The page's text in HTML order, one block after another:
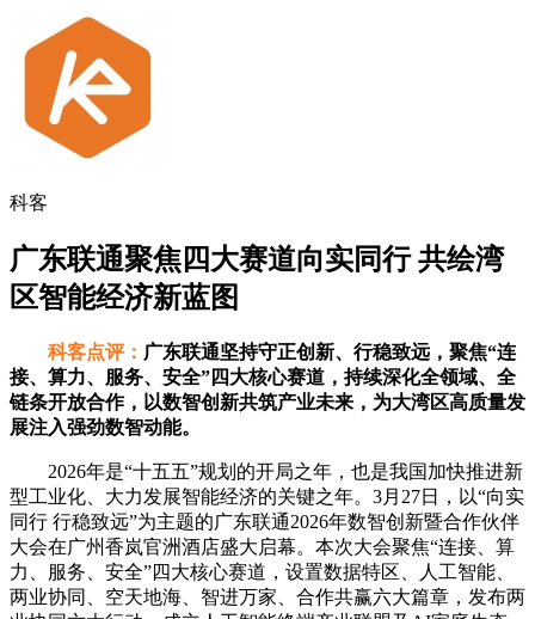
科客
广东联通聚焦四大赛道向实同行 共绘湾
区智能经济新蓝图
科客点评： 广东联通坚持守正创新、行稳致远，聚焦“连
接、算力、服务、安全”四大核心赛道，持续深化全领域、全
链条开放合作，以数智创新共筑产业未来，为大湾区高质量发
展注入强劲数智动能。
2026年是“十五五”规划的开局之年，也是我国加快推进新
型工业化、大力发展智能经济的关键之年。3月27日，以“向实
同行 行稳致远”为主题的广东联通2026年数智创新暨合作伙伴
大会在广州香岚官洲酒店盛大启幕。本次大会聚焦“连接、算
力、服务、安全”四大核心赛道，设置数据特区、人工智能、
两业协同、空天地海、智进万家、合作共赢六大篇章，发布两